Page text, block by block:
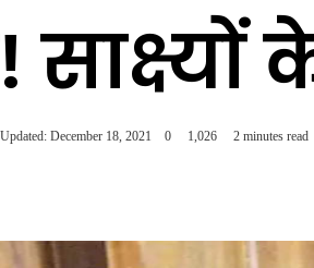
December 18, 2021 0 1,026 2 minutes read